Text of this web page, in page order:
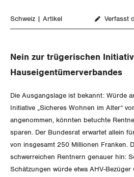
Flankierende Massnahmen und
Arbeitsrechte
Arbeitssicherheit und
Finanzen und Steuerpolitik
Aussenwirtschaft
Verteilung
SOZIALPOLITIK
Berufliche Vorsorge
Arbeitslosenversicherung
Überbrückungsleistung
Ergänzungsleistungen
Invalidenversicherung
SERVICE PUBLIC
Verkehr
Post
Energie und Umwelt
Kommunikation und Medien
GLEICHSTELLUNG
Gleichstellung von Frauen und
Gleichstellung von LGBTI
BILDUNG & JUGEND
MIGRATION
GEWERKSCHAFTSPOLITIK
Schweiz Artikel Verfasst
Nein zur trügerischen
Hauseigentümerverbandes
Die Ausgangslage ist bekannt: Würde
Initiative „Sicheres Wohnen im Alter“
angenommen, könnten betuchte
sparen. Der Bundesrat erwartet allein
von insgesamt 250 Millionen Franken.
schwerreichen Rentnern genauer hin:
Schätzungen würde etwa AHV-